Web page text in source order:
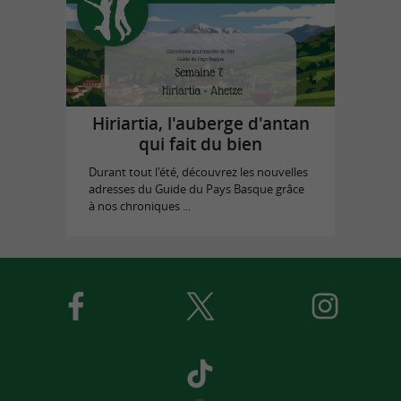
Hiriartia, l'auberge d'antan
qui fait du bien
Durant tout l'été, découvrez les nouvelles
adresses du Guide du Pays Basque grâce
à nos chroniques ...